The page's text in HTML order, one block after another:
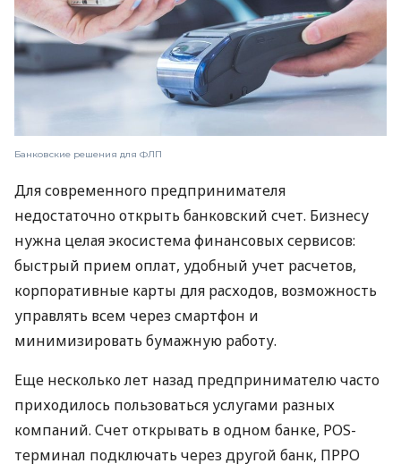
Банковские решения для ФЛП
Для современного предпринимателя
недостаточно открыть банковский счет. Бизнесу
нужна целая экосистема финансовых сервисов:
быстрый прием оплат, удобный учет расчетов,
корпоративные карты для расходов, возможность
управлять всем через смартфон и
минимизировать бумажную работу.
Еще несколько лет назад предпринимателю часто
приходилось пользоваться услугами разных
компаний. Счет открывать в одном банке, POS-
терминал подключать через другой банк, ПРРО